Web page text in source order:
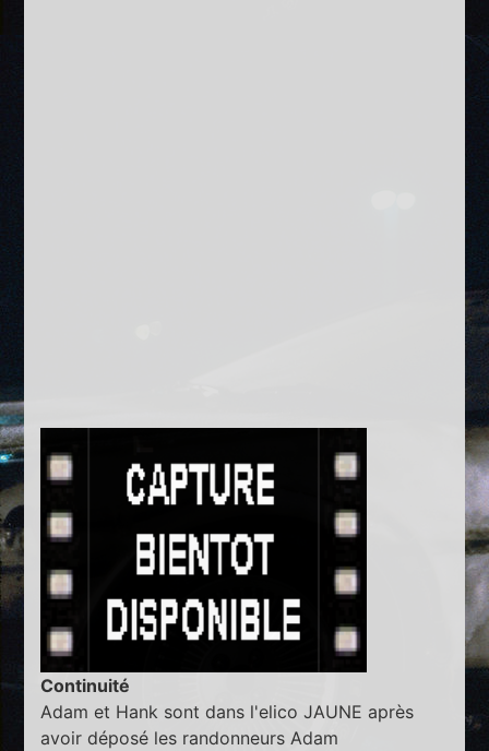
Continuité
Adam et Hank sont dans l'elico JAUNE après
avoir déposé les randonneurs Adam